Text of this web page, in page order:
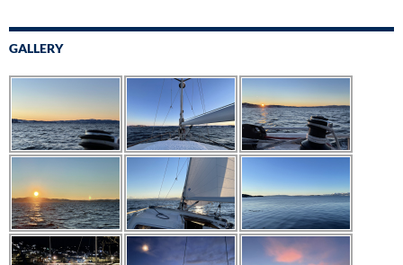
GALLERY